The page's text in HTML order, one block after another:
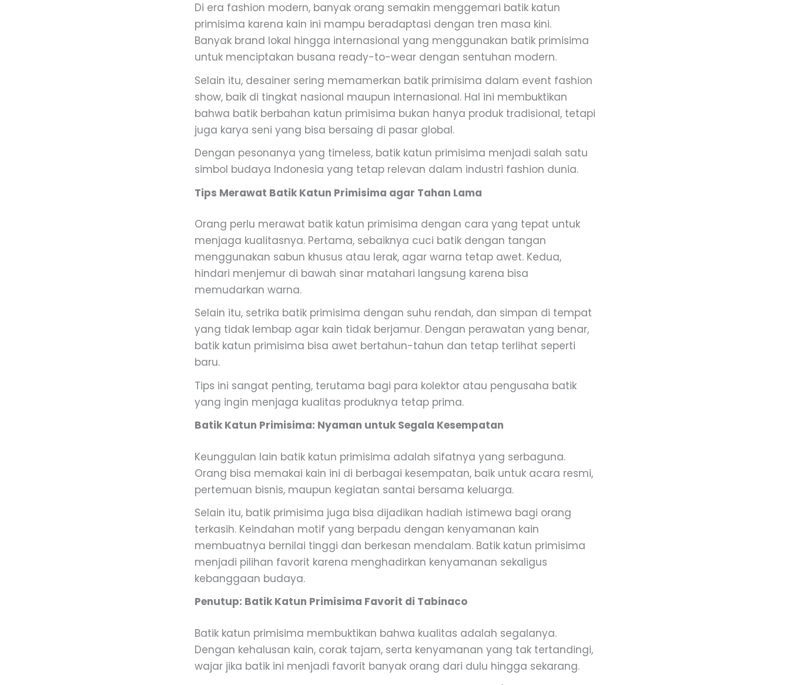
Di era fashion modern, banyak orang semakin menggemari batik katun
primisima karena kain ini mampu beradaptasi dengan tren masa kini.
Banyak brand lokal hingga internasional yang menggunakan batik primisima
untuk menciptakan busana ready-to-wear dengan sentuhan modern.
Selain itu, desainer sering memamerkan batik primisima dalam event fashion
show, baik di tingkat nasional maupun internasional. Hal ini membuktikan
bahwa batik berbahan katun primisima bukan hanya produk tradisional, tetapi
juga karya seni yang bisa bersaing di pasar global.
Dengan pesonanya yang timeless, batik katun primisima menjadi salah satu
simbol budaya Indonesia yang tetap relevan dalam industri fashion dunia.
Tips Merawat Batik Katun Primisima agar Tahan Lama
Orang perlu merawat batik katun primisima dengan cara yang tepat untuk
menjaga kualitasnya. Pertama, sebaiknya cuci batik dengan tangan
menggunakan sabun khusus atau lerak, agar warna tetap awet. Kedua,
hindari menjemur di bawah sinar matahari langsung karena bisa
memudarkan warna.
Selain itu, setrika batik primisima dengan suhu rendah, dan simpan di tempat
yang tidak lembap agar kain tidak berjamur. Dengan perawatan yang benar,
batik katun primisima bisa awet bertahun-tahun dan tetap terlihat seperti
baru.
Tips ini sangat penting, terutama bagi para kolektor atau pengusaha batik
yang ingin menjaga kualitas produknya tetap prima.
Batik Katun Primisima: Nyaman untuk Segala Kesempatan
Keunggulan lain batik katun primisima adalah sifatnya yang serbaguna.
Orang bisa memakai kain ini di berbagai kesempatan, baik untuk acara resmi,
pertemuan bisnis, maupun kegiatan santai bersama keluarga.
Selain itu, batik primisima juga bisa dijadikan hadiah istimewa bagi orang
terkasih. Keindahan motif yang berpadu dengan kenyamanan kain
membuatnya bernilai tinggi dan berkesan mendalam. Batik katun primisima
menjadi pilihan favorit karena menghadirkan kenyamanan sekaligus
kebanggaan budaya.
Penutup: Batik Katun Primisima Favorit di Tabinaco
Batik katun primisima membuktikan bahwa kualitas adalah segalanya.
Dengan kehalusan kain, corak tajam, serta kenyamanan yang tak tertandingi,
wajar jika batik ini menjadi favorit banyak orang dari dulu hingga sekarang.